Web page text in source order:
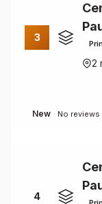
3
2
New No reviews
4